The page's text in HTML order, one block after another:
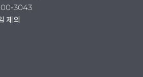
3043
제외